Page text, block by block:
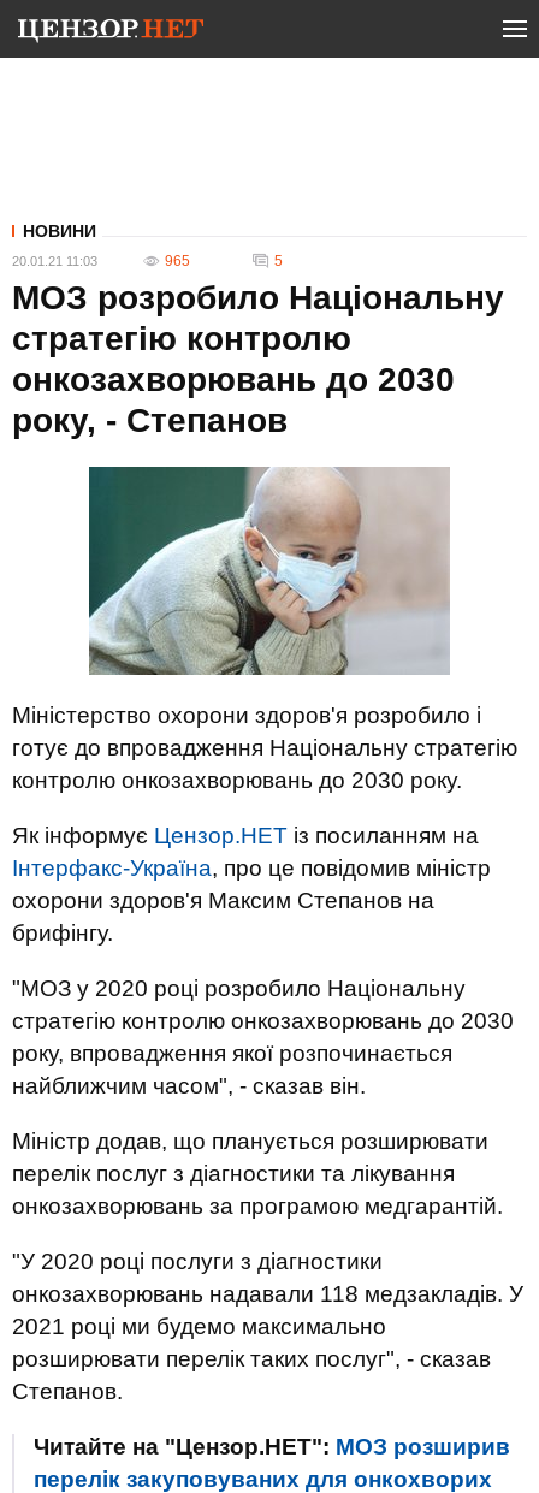
НОВИНИ
20.01.21 11:03 965 5
МОЗ розробило Національну
стратегію контролю
онкозахворювань до 2030
року, - Степанов
Міністерство охорони здоров'я розробило і
готує до впровадження Національну стратегію
контролю онкозахворювань до 2030 року.
Як інформує Цензор.НЕТ із посиланням на
Інтерфакс-Україна, про це повідомив міністр
охорони здоров'я Максим Степанов на
брифінгу.
"МОЗ у 2020 році розробило Національну
стратегію контролю онкозахворювань до 2030
року, впровадження якої розпочинається
найближчим часом", - сказав він.
Міністр додав, що планується розширювати
перелік послуг з діагностики та лікування
онкозахворювань за програмою медгарантій.
"У 2020 році послуги з діагностики
онкозахворювань надавали 118 медзакладів. У
2021 році ми будемо максимально
розширювати перелік таких послуг", - сказав
Степанов.
Читайте на "Цензор.НЕТ": МОЗ розширив
перелік закуповуваних для онкохворих